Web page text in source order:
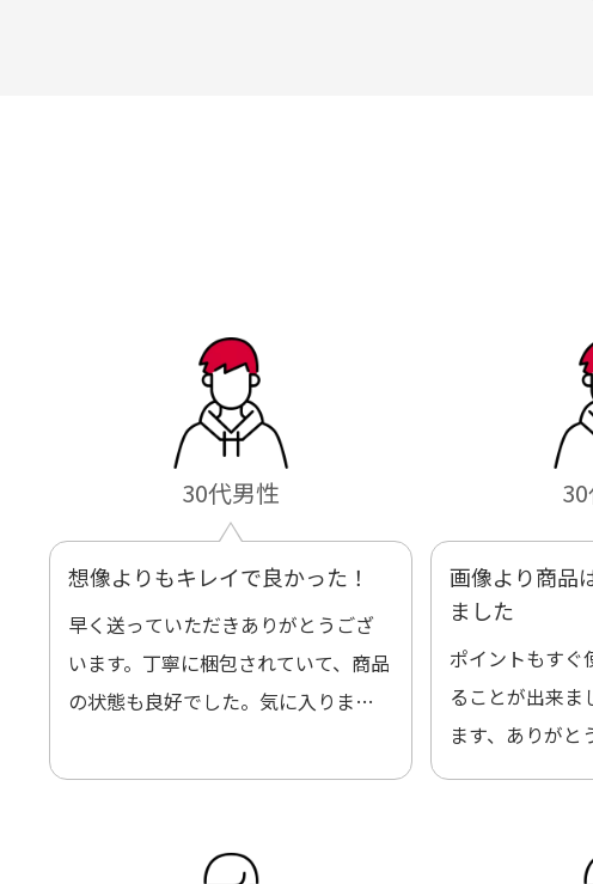
30代男性
想像よりもキレイで良かった！
早く送っていただきありがとうござ
います。丁寧に梱包されていて、商品
の状態も良好でした。気に入りまし
いします！
画像より商品
ました
ポイントもすぐ
ることが出来ま
ます、ありがと